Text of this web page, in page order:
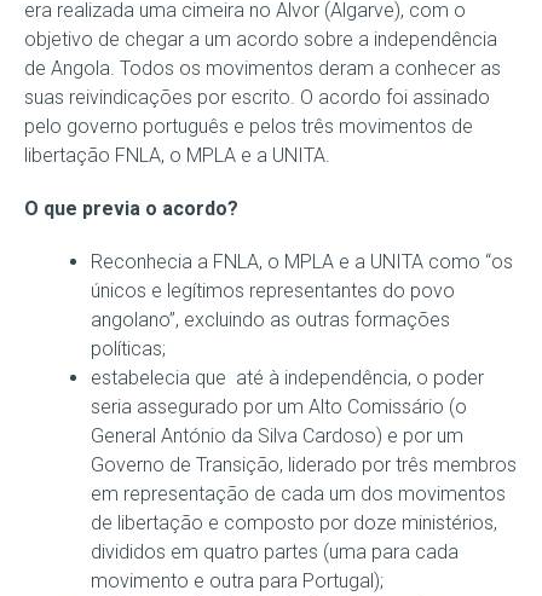
era realizada uma cimeira no Alvor (Algarve), com o
objetivo de chegar a um acordo sobre a independência
de Angola. Todos os movimentos deram a conhecer as
suas reivindicações por escrito. O acordo foi assinado
pelo governo português e pelos três movimentos de
libertação FNLA, o MPLA e a UNITA.
O que previa o acordo?
Reconhecia a FNLA, o MPLA e a UNITA como “os
únicos e legítimos representantes do povo
angolano”, excluindo as outras formações
políticas;
estabelecia que até à independência, o poder
seria assegurado por um Alto Comissário (o
General António da Silva Cardoso) e por um
Governo de Transição, liderado por três membros
em representação de cada um dos movimentos
de libertação e composto por doze ministérios,
divididos em quatro partes (uma para cada
movimento e outra para Portugal);